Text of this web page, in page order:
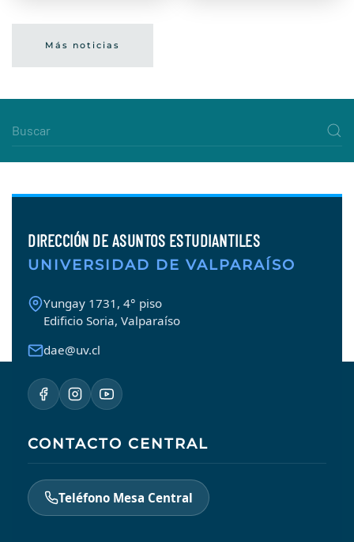
Más noticias
DIRECCIÓN DE ASUNTOS ESTUDIANTILES
UNIVERSIDAD DE VALPARAÍSO
Yungay 1731, 4° piso
Edificio Soria, Valparaíso
dae@uv.cl
CONTACTO CENTRAL
Teléfono Mesa Central